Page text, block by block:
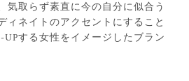
気取らず素直に今の自分に似合う
ィネイトのアクセントにすること
UPする女性をイメージしたブラン